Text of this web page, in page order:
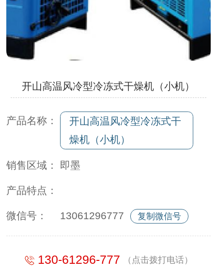
开山高温风冷型冷冻式干燥机（小机）
产品名称：
开山高温风冷型冷冻式干
燥机（小机）
销售区域： 即墨
产品特点：
微信号： 13061296777 复制微信号
130-61296-777 （点击拨打电话）